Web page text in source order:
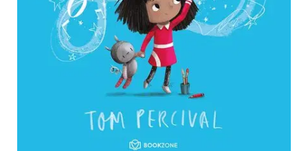
Parapsihologie
Audiobook
ScienceConnection